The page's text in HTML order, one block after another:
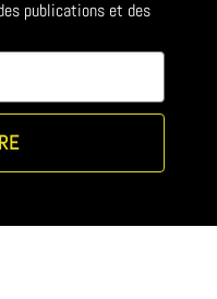
publications et des